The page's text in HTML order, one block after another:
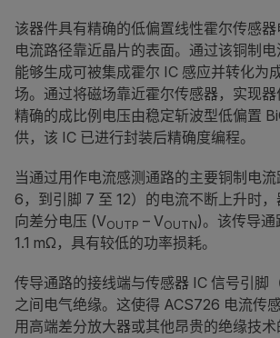
该器件具有精确的低偏置线性霍尔传感
电流路径靠近晶片的表面。通过该铜制
能够生成可被集成霍尔 IC 感应并转化为
场。通过将磁场靠近霍尔传感器，实现器
精确的成比例电压由稳定斩波型低偏置
供，该 IC 已进行封装后精确度编程。
当通过用作电流感测通路的主要铜制电
6，到引脚 7 至 12）的电流不断上升时
向差分电压 (VOUTP – VOUTN)。该传导通
1.1 mΩ，具有较低的功率损耗。
传导通路的接线端与传感器 IC 信号引脚
之间电气绝缘。这使得 ACS726 电流传
用高端差分放大器或其他昂贵的绝缘技